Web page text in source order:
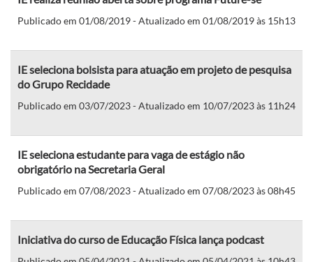
Publicado em 01/08/2019 - Atualizado em 01/08/2019 às 15h13
IE seleciona bolsista para atuação em projeto de pesquisa
do Grupo Recidade
Publicado em 03/07/2023 - Atualizado em 10/07/2023 às 11h24
IE seleciona estudante para vaga de estágio não
obrigatório na Secretaria Geral
Publicado em 07/08/2023 - Atualizado em 07/08/2023 às 08h45
Iniciativa do curso de Educação Física lança podcast